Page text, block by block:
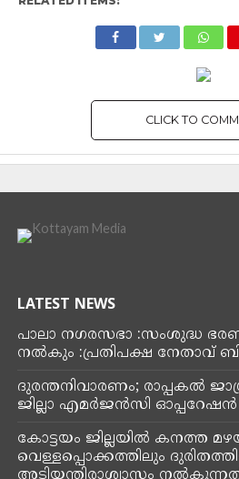
CLICK TO
KERALA
അഫാനല്ല
സാമ്പത്തിക
വെഞ്ഞാറമ്മൂട്
കൂട്ടക്കൊലപാതക
പ്രതി അഫാന്റെ
ByKottayam Media
Posted onApril 7, 2025